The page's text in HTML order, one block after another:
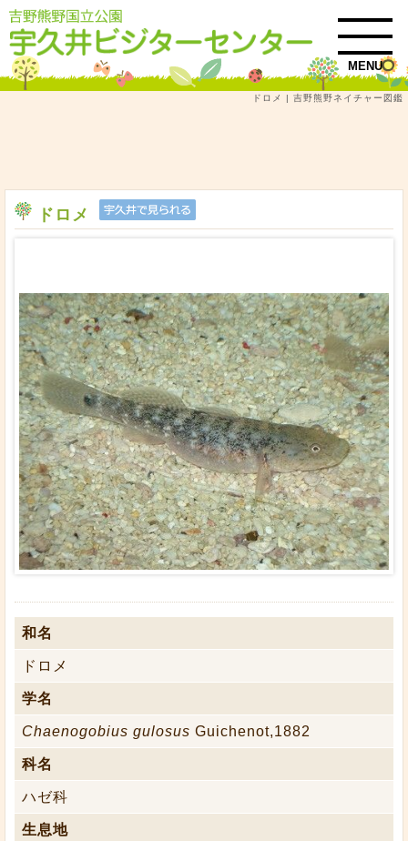
MENU
ドロメ | 吉野熊野ネイチャー図鑑
ドロメ
和名
ドロメ
学名
Chaenogobius gulosus Guichenot,1882
科名
ハゼ科
生息地